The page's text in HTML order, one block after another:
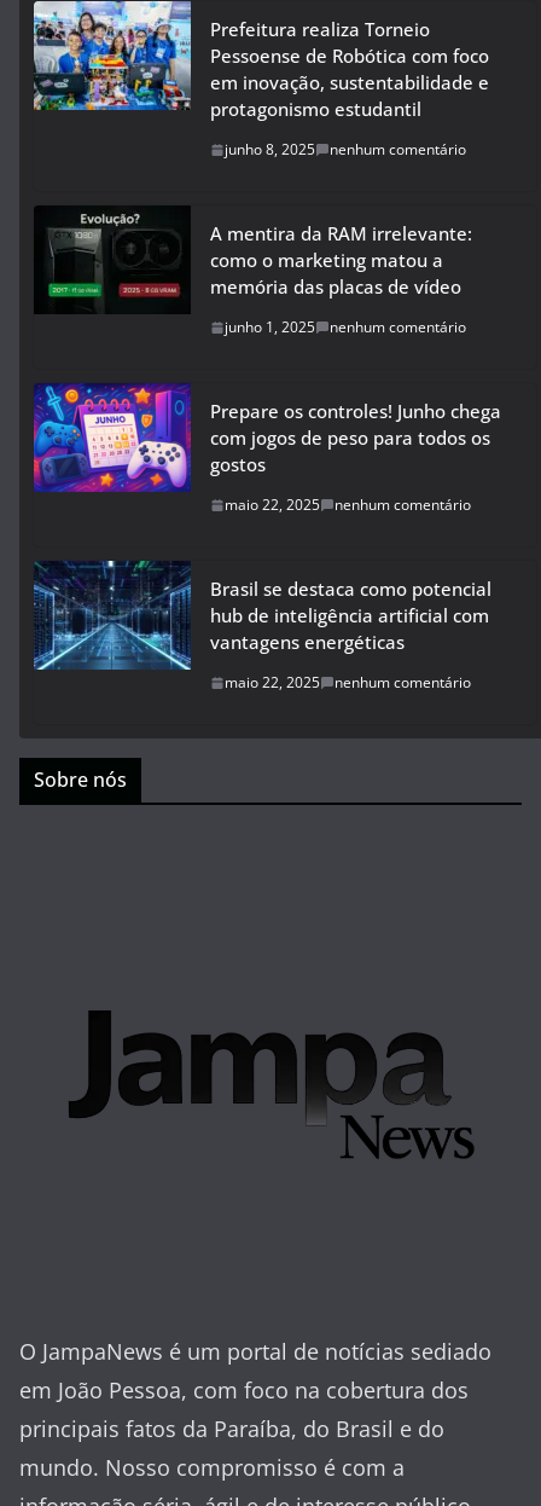
Prefeitura realiza Torneio
Pessoense de Robótica com foco
em inovação, sustentabilidade e
protagonismo estudantil
junho 8, 2025 nenhum comentário
A mentira da RAM irrelevante:
como o marketing matou a
memória das placas de vídeo
junho 1, 2025 nenhum comentário
Prepare os controles! Junho chega
com jogos de peso para todos os
gostos
maio 22, 2025 nenhum comentário
Brasil se destaca como potencial
hub de inteligência artificial com
vantagens energéticas
maio 22, 2025 nenhum comentário
Sobre nós
O JampaNews é um portal de notícias sediado
em João Pessoa, com foco na cobertura dos
principais fatos da Paraíba, do Brasil e do
mundo. Nosso compromisso é com a